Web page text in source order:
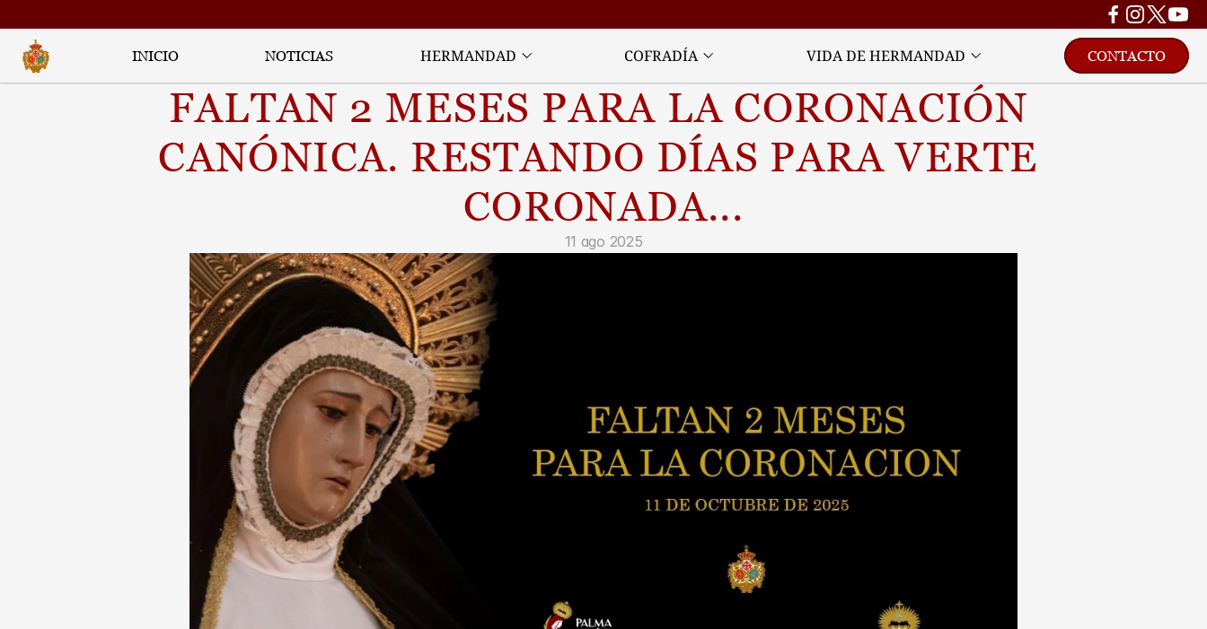
INICIO NOTICIAS HERMANDAD COFRADÍA VIDA DE HERMANDAD CONTACTO
FALTAN 2 MESES PARA LA CORONACIÓN
CANÓNICA. RESTANDO DÍAS PARA VERTE
CORONADA...
11 ago 2025